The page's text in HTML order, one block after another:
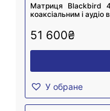
Матриця Blackbird
коаксіальним і аудіо
51 600₴
У обране